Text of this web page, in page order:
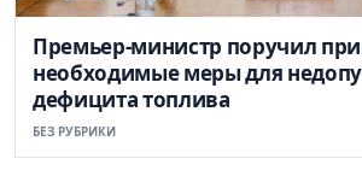
Премьер-министр поручил
необходимые меры для
дефицита топлива
БЕЗ РУБРИКИ